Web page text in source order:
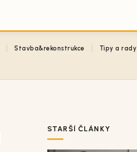
Stavba&rekonstrukce Tipy a rady
STARŠÍ ČLÁNKY